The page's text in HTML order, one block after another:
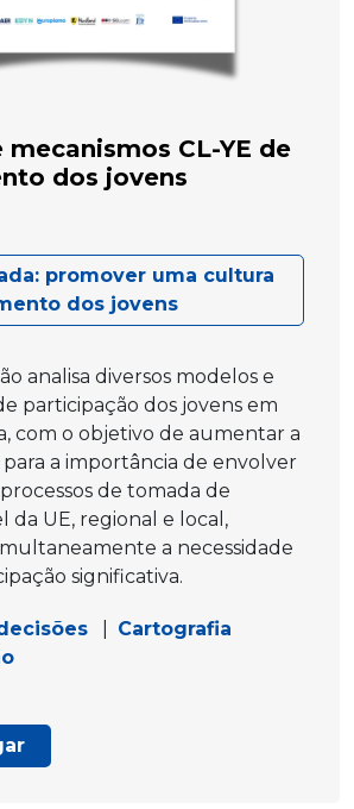
mecanismos CL-YE de
dos jovens
promover uma cultura
dos jovens
analisa diversos modelos e
participação dos jovens em
com o objetivo de aumentar a
para a importância de envolver
de tomada de
da UE, regional e local,
a necessidade
significativa.
Cartografia